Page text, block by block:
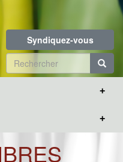
Syndiquez-vous
Formulaire
de